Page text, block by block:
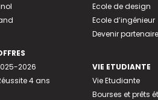
2026
4 ans
Ecole de design
Ecole d’ingénieur
Devenir partenaire
VIE ETUDIANTE
Vie Etudiante
Bourses et prêts